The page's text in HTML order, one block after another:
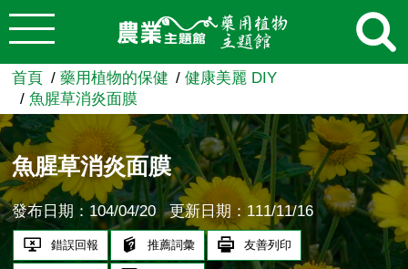
跳到主要內容
農業知識入口網
首頁 藥用植物的保健
健康美麗 DIY
魚腥草消炎面膜
魚腥草消炎面膜
發布日期：104/04/20 更新日期：111/11/16
錯誤回報 推薦詞彙 友善列印